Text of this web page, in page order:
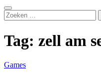
Zoeken
Zoeken
naar:
Tag: zell am
Games